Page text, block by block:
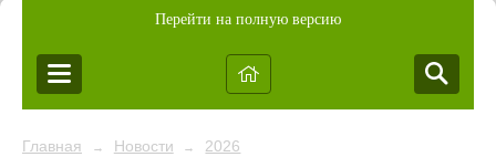
Перейти на полную версию
Главная → Новости → 2026